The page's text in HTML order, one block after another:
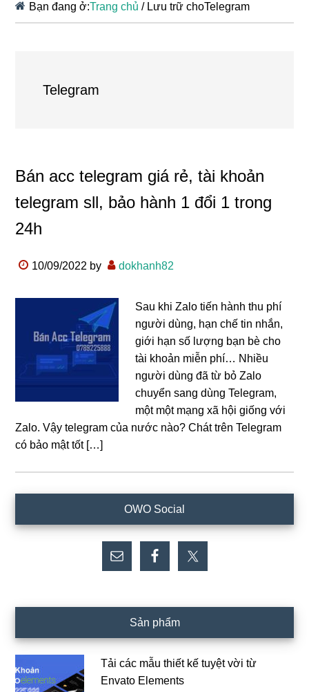
Bạn đang ở:Trang chủ /Lưu trữ choTelegram
Telegram
Bán acc telegram giá rẻ, tài khoản
telegram sll, bảo hành 1 đổi 1 trong
24h
10/09/2022 by dokhanh82
Sau khi Zalo tiến hành thu phí
người dùng, hạn chế tin nhắn,
giới hạn số lượng bạn bè cho
tài khoản miễn phí… Nhiều
người dùng đã từ bỏ Zalo
chuyển sang dùng Telegram,
một một mạng xã hội giống với
Zalo. Vậy telegram của nước nào? Chát trên Telegram
có bảo mật tốt […]
chính
OWO Social
Sản phẩm
Tải các mẫu thiết kế tuyệt vời từ
Envato Elements